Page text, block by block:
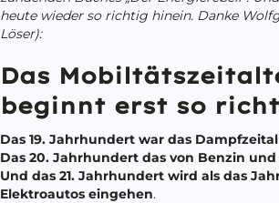
heute wieder so richtig hinein. Danke
Löser):
Das
beginnt erst so
Das 19. Jahrhundert war das
Das 20. Jahrhundert das von Benzin und
Und das 21. Jahrhundert wird als das
Elektroautos eingehen.